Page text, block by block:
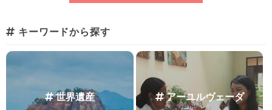
キーワードから探す
世界遺産 アーユルヴェーダ